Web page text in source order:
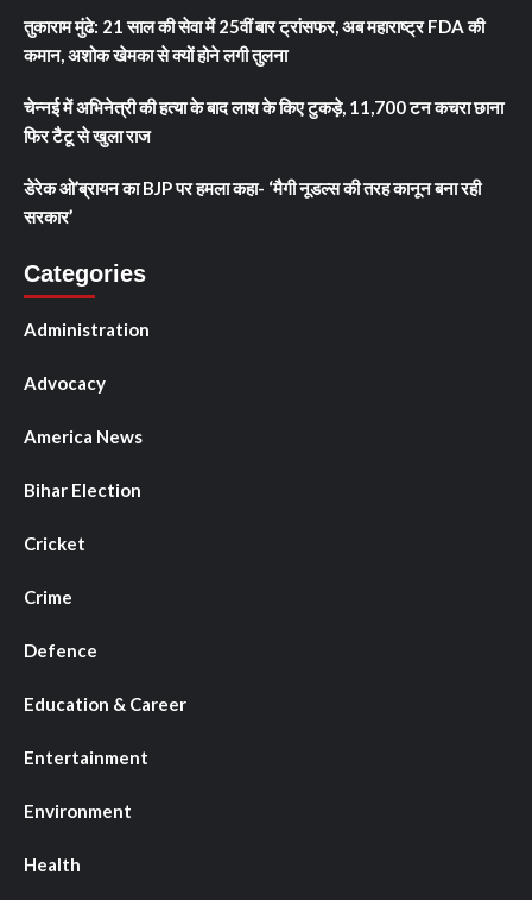
तुकाराम मुंढे: 21 साल की सेवा में 25वीं बार ट्रांसफर, अब महाराष्ट्र FDA की
कमान, अशोक खेमका से क्यों होने लगी तुलना
चेन्नई में अभिनेत्री की हत्या के बाद लाश के किए टुकड़े, 11,700 टन कचरा छाना
फिर टैटू से खुला राज
डेरेक ओ’ब्रायन का BJP पर हमला कहा- ‘मैगी नूडल्स की तरह कानून बना रही
सरकार’
Categories
Administration
Advocacy
America News
Bihar Election
Cricket
Crime
Defence
Education & Career
Entertainment
Environment
Health